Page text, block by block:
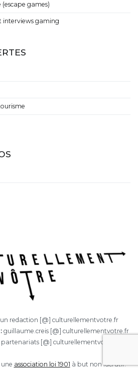
(escape games)
interviews gaming
redaction [@] culturellementvotre.fr
guillaume.creis [@] culturellementvotre.fr
partenariats [@] culturellementvotre.fr
association loi 1901 à but non lucratif.